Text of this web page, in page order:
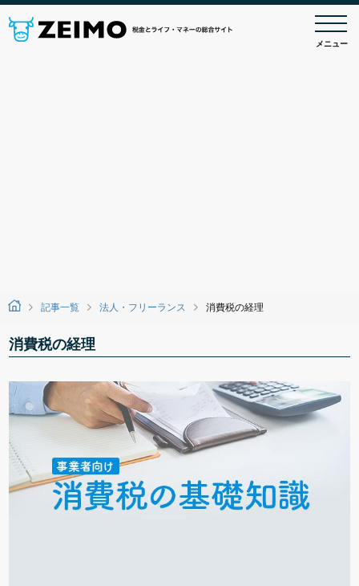
メニュー
記事一覧 法人・フリーランス 消費税の経理
消費税の経理